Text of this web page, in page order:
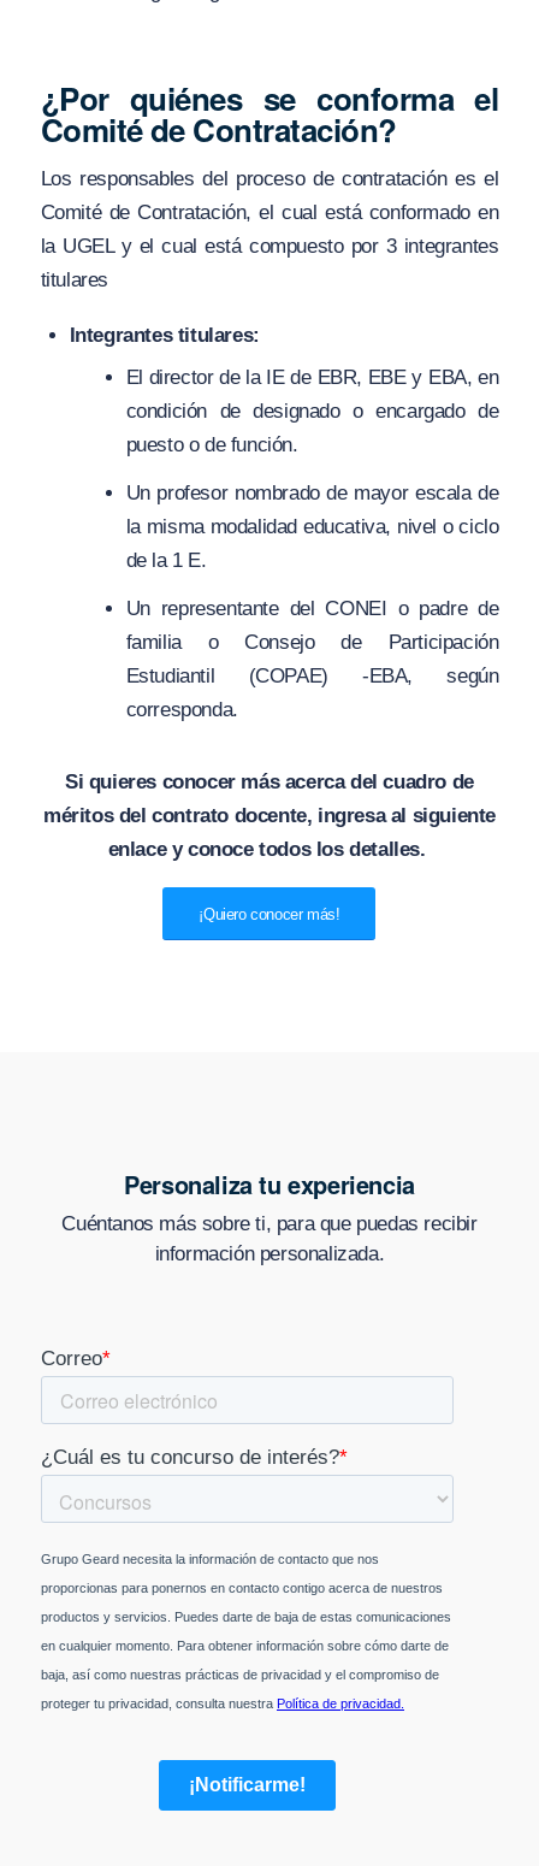
¿Por quiénes se conforma el
Comité de Contratación?
Los responsables del proceso de contratación es el
Comité de Contratación, el cual está conformado en
la UGEL y el cual está compuesto por 3 integrantes
titulares
Integrantes titulares:
El director de la IE de EBR, EBE y EBA, en
condición de designado o encargado de
puesto o de función.
Un profesor nombrado de mayor escala de
la misma modalidad educativa, nivel o ciclo
de la 1 E.
Un representante del CONEI o padre de
familia o Consejo de Participación
Estudiantil (COPAE) -EBA, según
corresponda.
Si quieres conocer más acerca del cuadro de
méritos del contrato docente, ingresa al siguiente
enlace y conoce todos los detalles.
¡Quiero conocer más!
Personaliza tu experiencia
Cuéntanos más sobre ti, para que puedas recibir
información personalizada.